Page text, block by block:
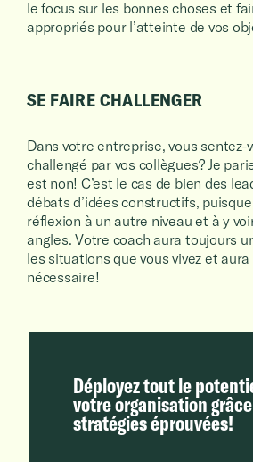
le focus sur les bonnes choses et
appropriés pour l’atteinte de vos
SE FAIRE CHALLENGER
Dans votre entreprise, vous sentez-
challengé par vos collègues? Je
est non! C’est le cas de bien des
débats d’idées constructifs,
réflexion à un autre niveau et à y
angles. Votre coach aura toujours
les situations que vous vivez et
nécessaire!
Déployez tout le
votre organisation
stratégies éprouvées!